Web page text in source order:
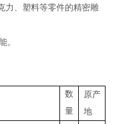
力、塑料等零件的精密雕
。
数
量
原产
地